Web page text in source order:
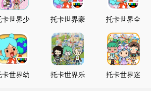
卡世界少
托卡世界豪
托卡世界全
工具
卡世界幼
托卡世界乐
托卡世界迷